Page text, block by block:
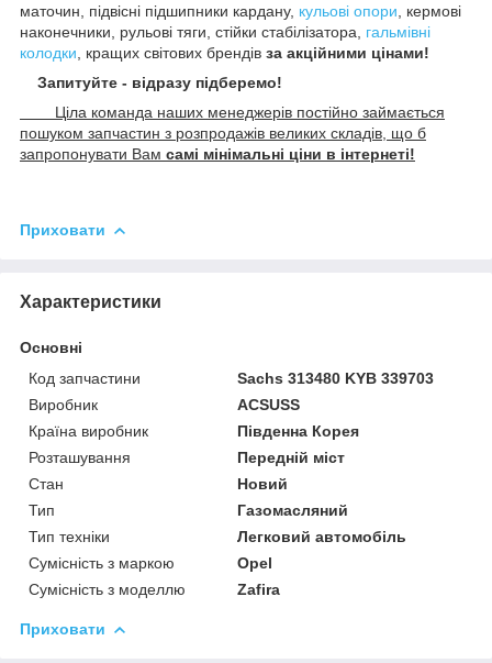
маточин, підвісні підшипники кардану, кульові опори , кермові
наконечники, рульові тяги, стійки стабілізатора, гальмівні
колодки , кращих світових брендів за акційними цінами!
Запитуйте - відразу підберемо!
Ціла команда наших менеджерів постійно займається
пошуком запчастин з розпродажів великих складів, що б
запропонувати Вам самі мінімальні ціни в інтернеті!
Приховати
Характеристики
Основні
Код запчастини
Sachs 313480 KYB 339703
Виробник
ACSUSS
Країна виробник
Південна Корея
Розташування
Передній міст
Стан
Новий
Тип
Газомасляний
Тип техніки
Легковий автомобіль
Сумісність з маркою
Opel
Сумісність з моделлю
Zafira
Приховати